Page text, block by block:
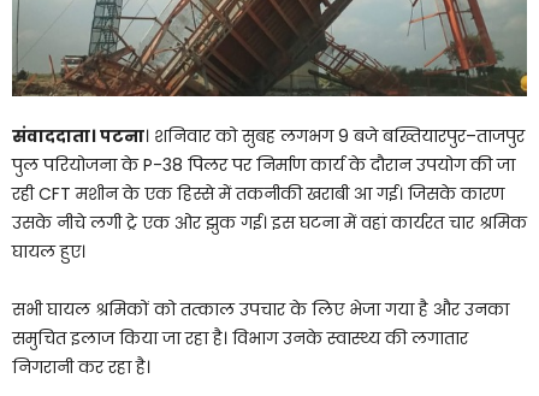
संवाददाता। पटना। शनिवार को सुबह लगभग 9 बजे बख्तियारपुर–ताजपुर
पुल परियोजना के P-38 पिलर पर निर्माण कार्य के दौरान उपयोग की जा
रही CFT मशीन के एक हिस्से में तकनीकी खराबी आ गई। जिसके कारण
उसके नीचे लगी ट्रे एक ओर झुक गई। इस घटना में वहां कार्यरत चार श्रमिक
घायल हुए।
सभी घायल श्रमिकों को तत्काल उपचार के लिए भेजा गया है और उनका
समुचित इलाज किया जा रहा है। विभाग उनके स्वास्थ्य की लगातार
निगरानी कर रहा है।